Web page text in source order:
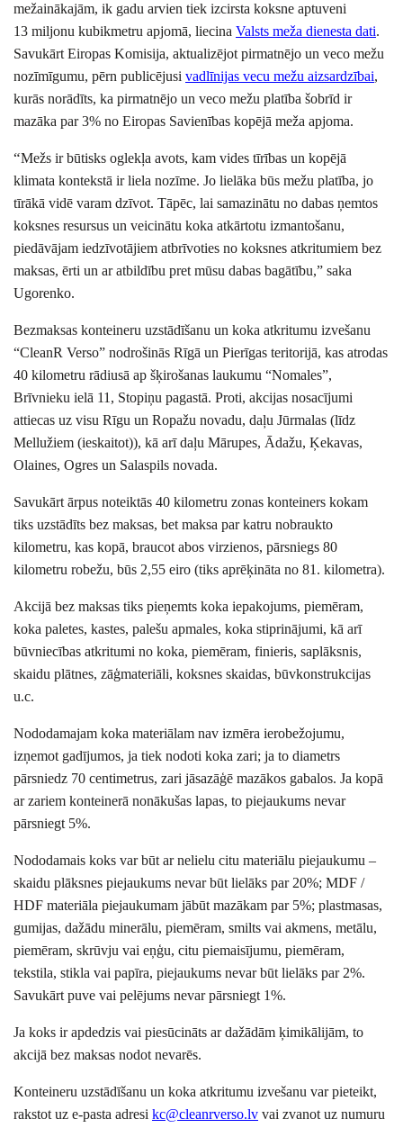
mežainākajām, ik gadu arvien tiek izcirsta koksne aptuveni
13 miljonu kubikmetru apjomā, liecina Valsts meža dienesta dati.
Savukārt Eiropas Komisija, aktualizējot pirmatnējo un veco mežu
nozīmīgumu, pērn publicējusi vadlīnijas vecu mežu aizsardzībai,
kurās norādīts, ka pirmatnējo un veco mežu platība šobrīd ir
mazāka par 3% no Eiropas Savienības kopējā meža apjoma.
“Mežs ir būtisks oglekļa avots, kam vides tīrības un kopējā
klimata kontekstā ir liela nozīme. Jo lielāka būs mežu platība, jo
tīrākā vidē varam dzīvot. Tāpēc, lai samazinātu no dabas ņemtos
koksnes resursus un veicinātu koka atkārtotu izmantošanu,
piedāvājam iedzīvotājiem atbrīvoties no koksnes atkritumiem bez
maksas, ērti un ar atbildību pret mūsu dabas bagātību,” saka
Ugorenko.
Bezmaksas konteineru uzstādīšanu un koka atkritumu izvešanu
“CleanR Verso” nodrošinās Rīgā un Pierīgas teritorijā, kas atrodas
40 kilometru rādiusā ap šķirošanas laukumu “Nomales”,
Brīvnieku ielā 11, Stopiņu pagastā. Proti, akcijas nosacījumi
attiecas uz visu Rīgu un Ropažu novadu, daļu Jūrmalas (līdz
Mellužiem (ieskaitot)), kā arī daļu Mārupes, Ādažu, Ķekavas,
Olaines, Ogres un Salaspils novada.
Savukārt ārpus noteiktās 40 kilometru zonas konteiners kokam
tiks uzstādīts bez maksas, bet maksa par katru nobraukto
kilometru, kas kopā, braucot abos virzienos, pārsniegs 80
kilometru robežu, būs 2,55 eiro (tiks aprēķināta no 81. kilometra).
Akcijā bez maksas tiks pieņemts koka iepakojums, piemēram,
koka paletes, kastes, palešu apmales, koka stiprinājumi, kā arī
būvniecības atkritumi no koka, piemēram, finieris, saplāksnis,
skaidu plātnes, zāģmateriāli, koksnes skaidas, būvkonstrukcijas
u.c.
Nododamajam koka materiālam nav izmēra ierobežojumu,
izņemot gadījumos, ja tiek nodoti koka zari; ja to diametrs
pārsniedz 70 centimetrus, zari jāsazāģē mazākos gabalos. Ja kopā
ar zariem konteinerā nonākušas lapas, to piejaukums nevar
pārsniegt 5%.
Nododamais koks var būt ar nelielu citu materiālu piejaukumu –
skaidu plāksnes piejaukums nevar būt lielāks par 20%; MDF /
HDF materiāla piejaukumam jābūt mazākam par 5%; plastmasas,
gumijas, dažādu minerālu, piemēram, smilts vai akmens, metālu,
piemēram, skrūvju vai eņģu, citu piemaisījumu, piemēram,
tekstila, stikla vai papīra, piejaukums nevar būt lielāks par 2%.
Savukārt puve vai pelējums nevar pārsniegt 1%.
Ja koks ir apdedzis vai piesūcināts ar dažādām ķimikālijām, to
akcijā bez maksas nodot nevarēs.
Konteineru uzstādīšanu un koka atkritumu izvešanu var pieteikt,
rakstot uz e-pasta adresi kc@cleanrverso.lv vai zvanot uz numuru